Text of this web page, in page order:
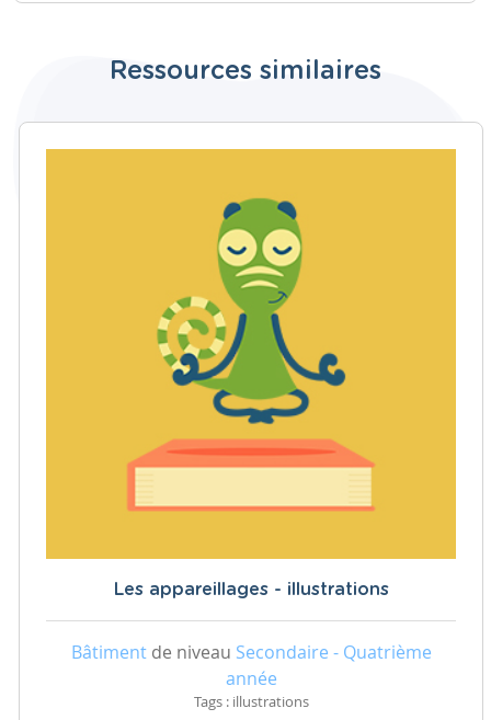
Ressources similaires
Les appareillages - illustrations
Bâtimentde niveau Secondaire - Quatrième
année
Tags : illustrations